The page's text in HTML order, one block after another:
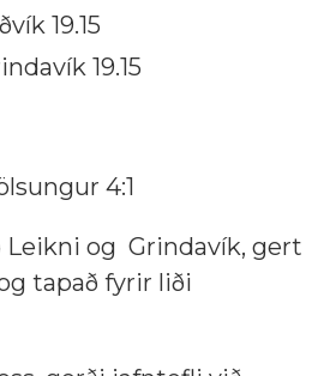
19.15
19.15
4:1
og Grindavík, gert
tapað fyrir liði